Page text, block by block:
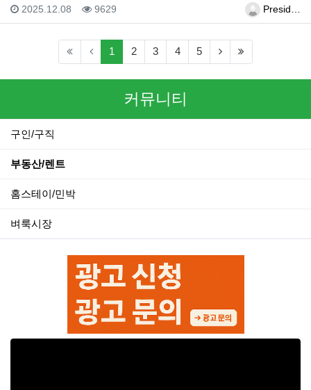
등록자Presid…
등록일
2025.12.08 조회
9629
1 (current)
2 3 4 5 (next)
커뮤니티
구인/구직
부동산/렌트
홈스테이/민박
벼룩시장